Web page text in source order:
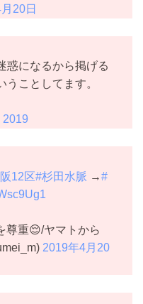
20日
惑になるから掲げる
ことしてます。
2019
12区#杉田水脈 →#
尊重😌/ヤマトから
2019年4月20